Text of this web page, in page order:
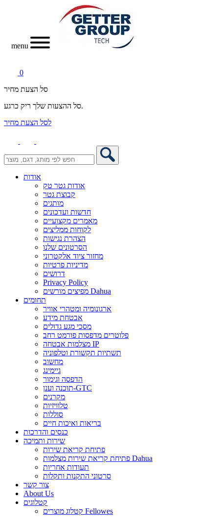
menu
0
סל הצעת מחיר
סל ההצעות שלך ריק כרגע.
לסל הצעת מחיר
אודות
אודות גטר טק
קבוצת גטר
מותגים
חדשות ועדכונים
מאמרים מקצועיים
לקוחות ממליצים
הצהרת נגישות
הסרטונים שלנו
מחזור ציוד אלקטרוני
מדיניות פרטיות
דרושים
Privacy Policy
מפיצים מורשים Dahua
תחומים
ארגונומיה ומטהרי אוויר
אבטחת מידע
מסכי מגע גדולים
פלוטרים מדפסות פורמט רחב
מצלמות אבטחה IP
תשתיות תקשורת וטלפוניה
מחשוב
גיימינג
הדפסה וגימור
תוכנה וענן-GTC
מקרנים
טלוויזיות
סוללות
בריאות ואיכות חיים
כנסים והדרכות
שירות ותמיכה
פתיחת קריאת שירות
פתיחת קריאת שירות מצלמות Dahua
תעודות אחריות
סרטוני התקנות ותקלות
צור קשר
About Us
קטלוגים
קטלוג מוצרים Fellowes